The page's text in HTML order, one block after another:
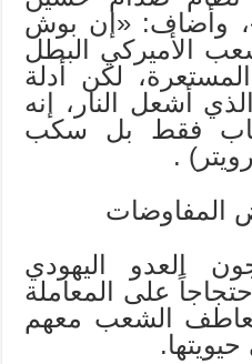
وأضاف: «إن بوش
الأميركي البطل
لكن أدلة
أشعل النار، إنه
فقط بل سكب
.
المفاوضات
العدو اليهودي
على المعاملة
تعاطف الشعب معهم